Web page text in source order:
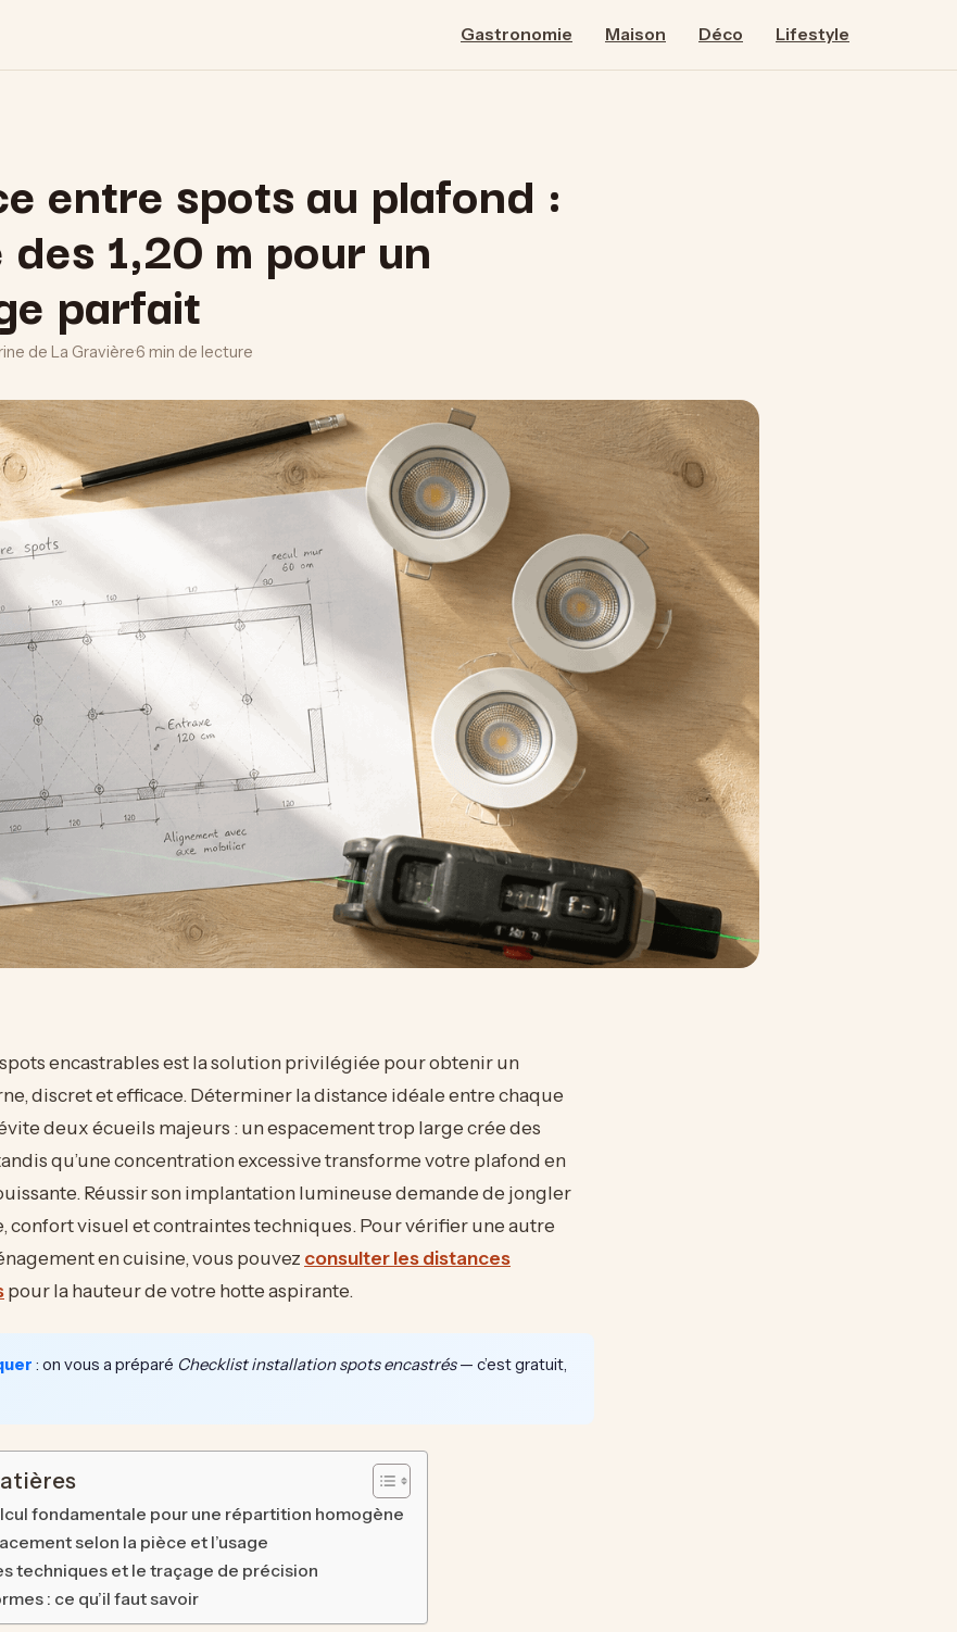
Gastronomie Maison Déco Lifestyle
entre spots au plafond :
1,20 m pour un
parfait
de La Gravière·6 min de lecture
encastrables est la solution privilégiée pour obtenir un
discret et efficace. Déterminer la distance idéale entre chaque
deux écueils majeurs : un espacement trop large crée des
qu’une concentration excessive transforme votre plafond en
Réussir son implantation lumineuse demande de jongler
confort visuel et contraintes techniques. Pour vérifier une autre
en cuisine, vous pouvez consulter les distances
pour la hauteur de votre hotte aspirante.
: on vous a préparé Checklist installation spots encastrés— c’est gratuit,
fondamentale pour une répartition homogène
selon la pièce et l’usage
techniques et le traçage de précision
: ce qu’il faut savoir